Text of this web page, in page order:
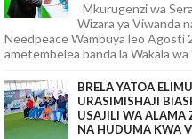
Mkurugenzi wa
Wizara ya Viwanda
Needpeace Wambuya leo Agosti
ametembelea banda la Wakala wa
BRELA YATOA
URASIMISHAJI
USAJILI WA ALAMA
NA HUDUMA KWA